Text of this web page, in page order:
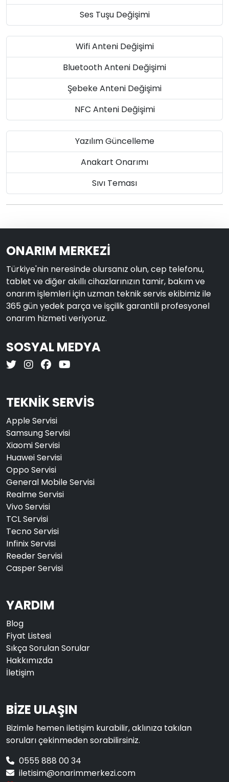
Ses Tuşu Değişimi
Wifi Anteni Değişimi
Bluetooth Anteni Değişimi
Şebeke Anteni Değişimi
NFC Anteni Değişimi
Yazılım Güncelleme
Anakart Onarımı
Sıvı Teması
ONARIM MERKEZİ
Türkiye'nin neresinde olursanız olun, cep telefonu,
tablet ve diğer akıllı cihazlarınızın tamir, bakım ve
onarım işlemleri için uzman teknik servis ekibimiz ile
365 gün yedek parça ve işçilik garantili profesyonel
onarım hizmeti veriyoruz.
SOSYAL MEDYA
TEKNİK SERVİS
Apple Servisi
Samsung Servisi
Xiaomi Servisi
Huawei Servisi
Oppo Servisi
General Mobile Servisi
Realme Servisi
Vivo Servisi
TCL Servisi
Tecno Servisi
Infinix Servisi
Reeder Servisi
Casper Servisi
YARDIM
Blog
Fiyat Listesi
Sıkça Sorulan Sorular
Hakkımızda
İletişim
BİZE ULAŞIN
Bizimle hemen iletişim kurabilir, aklınıza takılan
soruları çekinmeden sorabilirsiniz.
0555 888 00 34
iletisim@onarimmerkezi.com